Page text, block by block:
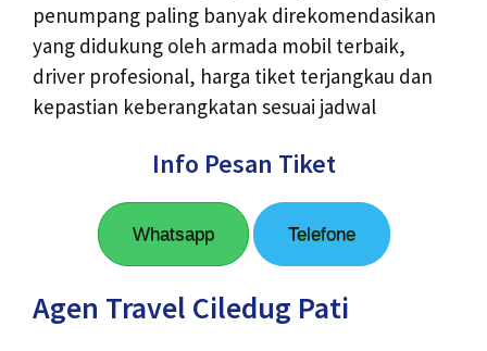
penumpang paling banyak direkomendasikan
yang didukung oleh armada mobil terbaik,
driver profesional, harga tiket terjangkau dan
kepastian keberangkatan sesuai jadwal
Info Pesan Tiket
Whatsapp Telefone
Agen Travel Ciledug Pati